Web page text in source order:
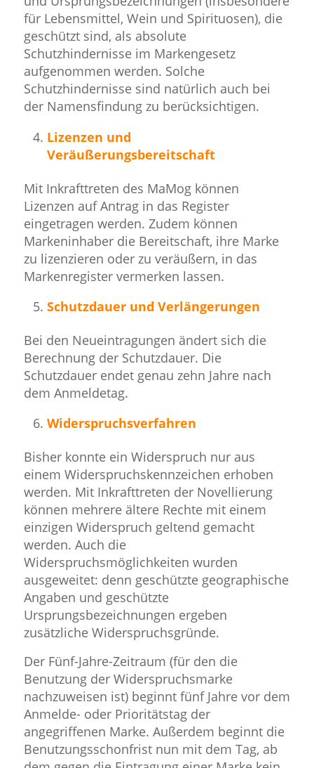
für Lebensmittel, Wein und Spirituosen), die
geschützt sind, als absolute
Schutzhindernisse im Markengesetz
aufgenommen werden. Solche
Schutzhindernisse sind natürlich auch bei
der Namensfindung zu berücksichtigen.
Lizenzen und
Veräußerungsbereitschaft
Mit Inkrafttreten des MaMog können
Lizenzen auf Antrag in das Register
eingetragen werden. Zudem können
Markeninhaber die Bereitschaft, ihre Marke
zu lizenzieren oder zu veräußern, in das
Markenregister vermerken lassen.
Schutzdauer und Verlängerungen
Bei den Neueintragungen ändert sich die
Berechnung der Schutzdauer. Die
Schutzdauer endet genau zehn Jahre nach
dem Anmeldetag.
Widerspruchsverfahren
Bisher konnte ein Widerspruch nur aus
einem Widerspruchskennzeichen erhoben
werden. Mit Inkrafttreten der Novellierung
können mehrere ältere Rechte mit einem
einzigen Widerspruch geltend gemacht
werden. Auch die
Widerspruchsmöglichkeiten wurden
ausgeweitet: denn geschützte geographische
Angaben und geschützte
Ursprungsbezeichnungen ergeben
zusätzliche Widerspruchsgründe.
Der Fünf-Jahre-Zeitraum (für den die
Benutzung der Widerspruchsmarke
nachzuweisen ist) beginnt fünf Jahre vor dem
Anmelde- oder Prioritätstag der
angegriffenen Marke. Außerdem beginnt die
Benutzungsschonfrist nun mit dem Tag, ab